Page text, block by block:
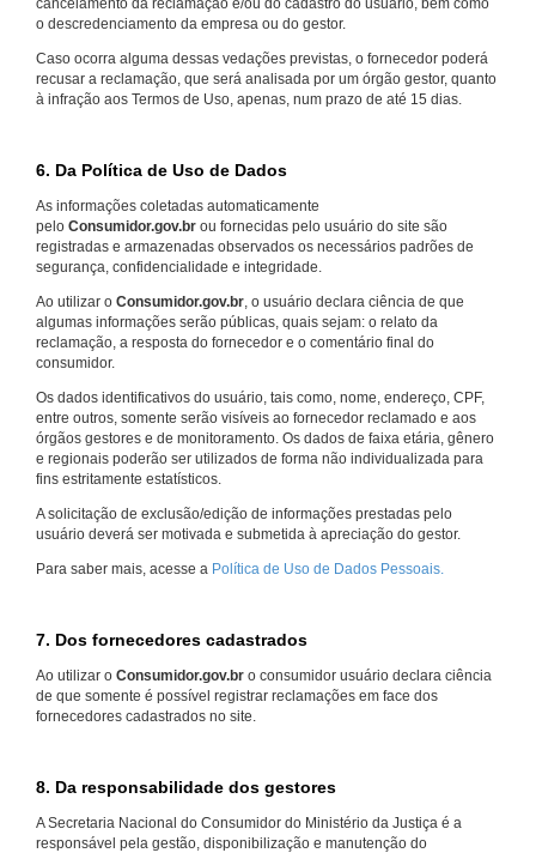
o descredenciamento da empresa ou do gestor.
Caso ocorra alguma dessas vedações previstas, o fornecedor poderá
recusar a reclamação, que será analisada por um órgão gestor, quanto
à infração aos Termos de Uso, apenas, num prazo de até 15 dias.
6. Da Política de Uso de Dados
As informações coletadas automaticamente
pelo Consumidor.gov.br ou fornecidas pelo usuário do site são
registradas e armazenadas observados os necessários padrões de
segurança, confidencialidade e integridade.
Ao utilizar o Consumidor.gov.br , o usuário declara ciência de que
algumas informações serão públicas, quais sejam: o relato da
reclamação, a resposta do fornecedor e o comentário final do
consumidor.
Os dados identificativos do usuário, tais como, nome, endereço, CPF,
entre outros, somente serão visíveis ao fornecedor reclamado e aos
órgãos gestores e de monitoramento. Os dados de faixa etária, gênero
e regionais poderão ser utilizados de forma não individualizada para
fins estritamente estatísticos.
A solicitação de exclusão/edição de informações prestadas pelo
usuário deverá ser motivada e submetida à apreciação do gestor.
Para saber mais, acesse a Política de Uso de Dados Pessoais.
7. Dos fornecedores cadastrados
Ao utilizar o Consumidor.gov.br o consumidor usuário declara ciência
de que somente é possível registrar reclamações em face dos
fornecedores cadastrados no site.
8. Da responsabilidade dos gestores
A Secretaria Nacional do Consumidor do Ministério da Justiça é a
responsável pela gestão, disponibilização e manutenção do